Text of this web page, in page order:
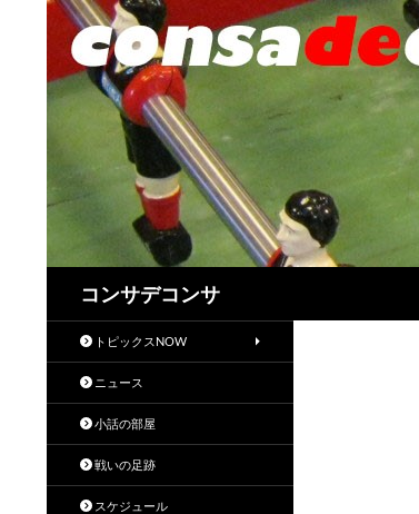
コンサデコンサ
トピックスNOW
ニュース
小話の部屋
戦いの足跡
スケジュール